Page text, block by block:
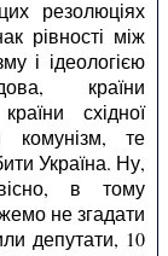
резолюціях
рівності між
і ідеологією
країни
східної
комунізм, те
Україна. Ну,
в тому
не згадати
депутати, 10